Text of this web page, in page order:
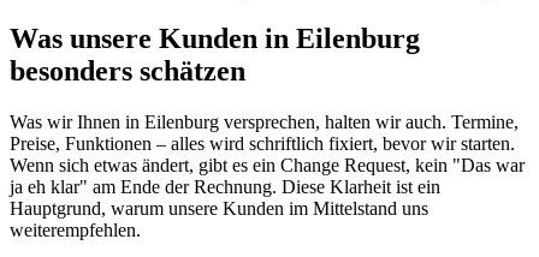
Was unsere Kunden in Eilenburg
besonders schätzen
Was wir Ihnen in Eilenburg versprechen, halten wir auch. Termine,
Preise, Funktionen – alles wird schriftlich fixiert, bevor wir starten.
Wenn sich etwas ändert, gibt es ein Change Request, kein "Das war
ja eh klar" am Ende der Rechnung. Diese Klarheit ist ein
Hauptgrund, warum unsere Kunden im Mittelstand uns
weiterempfehlen.